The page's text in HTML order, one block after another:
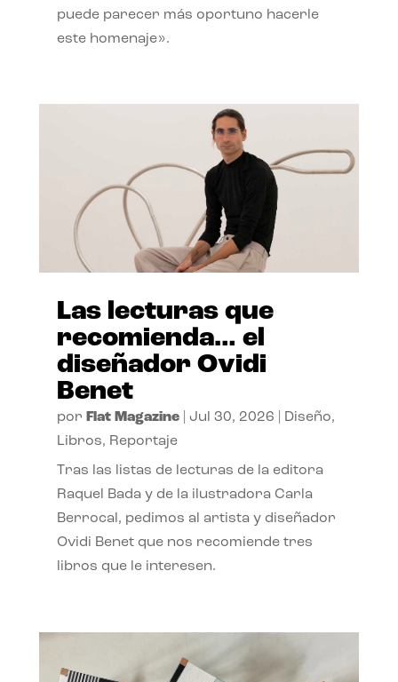
puede parecer más oportuno hacerle
este homenaje».
Las lecturas que
recomienda… el
diseñador Ovidi
Benet
por Flat Magazine| Jul 30, 2026 Diseño,
Libros, Reportaje
Tras las listas de lecturas de la editora
Raquel Bada y de la ilustradora Carla
Berrocal, pedimos al artista y diseñador
Ovidi Benet que nos recomiende tres
libros que le interesen.